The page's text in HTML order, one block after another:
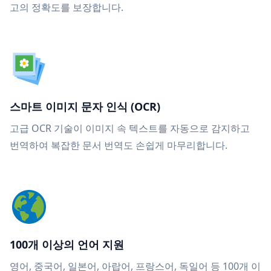
고의 정확도를 보장합니다.
스마트 이미지 문자 인식 (OCR)
고급 OCR 기술이 이미지 속 텍스트를 자동으로 감지하고
번역하여 복잡한 문서 번역도 손쉽게 마무리합니다.
100개 이상의 언어 지원
영어, 중국어, 일본어, 아랍어, 프랑스어, 독일어 등 100개 이